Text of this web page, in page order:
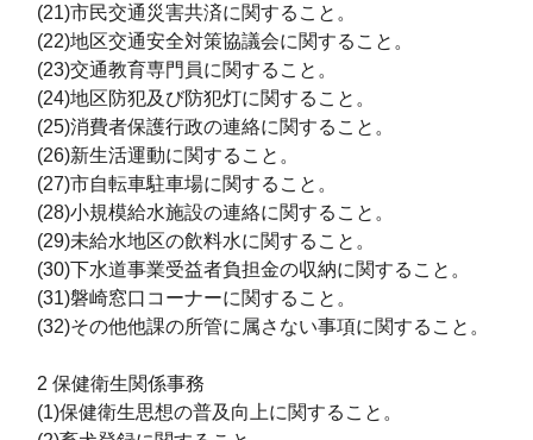
(21)市民交通災害共済に関すること。
(22)地区交通安全対策協議会に関すること。
(23)交通教育専門員に関すること。
(24)地区防犯及び防犯灯に関すること。
(25)消費者保護行政の連絡に関すること。
(26)新生活運動に関すること。
(27)市自転車駐車場に関すること。
(28)小規模給水施設の連絡に関すること。
(29)未給水地区の飲料水に関すること。
(30)下水道事業受益者負担金の収納に関すること。
(31)磐崎窓口コーナーに関すること。
(32)その他他課の所管に属さない事項に関すること。
2 保健衛生関係事務
(1)保健衛生思想の普及向上に関すること。